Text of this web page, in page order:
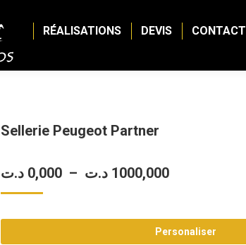
RÉALISATIONS DEVIS CONTACT
Sellerie Peugeot Partner
0,000 د.ت – 1000,000 د.ت
Plage
prix :
0,000 د.ت
Personaliser